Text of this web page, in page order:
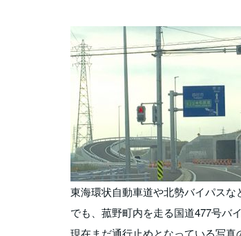
東海環状自動車道や北勢バイパス
でも、菰野町内を走る国道477号バ
現在まだ通行止めとなっている写